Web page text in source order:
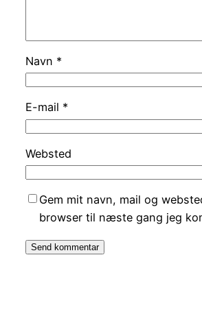
Navn *
E-mail *
Websted
Gem mit navn, mail og
browser til næste gang jeg